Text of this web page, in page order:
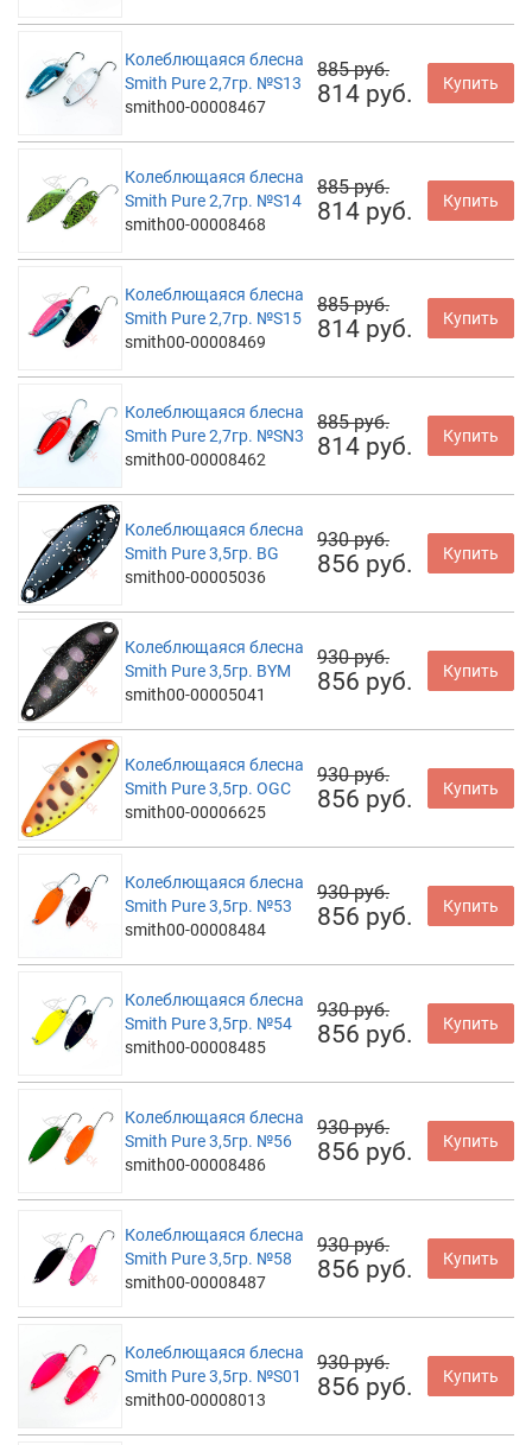
Колеблющаяся блесна
Smith Pure 2,7гр. №S13
smith00-00008467
885 руб.
814 руб. Купить
Колеблющаяся блесна
Smith Pure 2,7гр. №S14
smith00-00008468
885 руб.
814 руб. Купить
Колеблющаяся блесна
Smith Pure 2,7гр. №S15
smith00-00008469
885 руб.
814 руб. Купить
Колеблющаяся блесна
Smith Pure 2,7гр. №SN3
smith00-00008462
885 руб.
814 руб. Купить
Колеблющаяся блесна
Smith Pure 3,5гр. BG
smith00-00005036
930 руб.
856 руб. Купить
Колеблющаяся блесна
Smith Pure 3,5гр. BYM
smith00-00005041
930 руб.
856 руб. Купить
Колеблющаяся блесна
Smith Pure 3,5гр. OGC
smith00-00006625
930 руб.
856 руб. Купить
Колеблющаяся блесна
Smith Pure 3,5гр. №53
smith00-00008484
930 руб.
856 руб. Купить
Колеблющаяся блесна
Smith Pure 3,5гр. №54
smith00-00008485
930 руб.
856 руб. Купить
Колеблющаяся блесна
Smith Pure 3,5гр. №56
smith00-00008486
930 руб.
856 руб. Купить
Колеблющаяся блесна
Smith Pure 3,5гр. №58
smith00-00008487
930 руб.
856 руб. Купить
Колеблющаяся блесна
Smith Pure 3,5гр. №S01
smith00-00008013
930 руб.
856 руб. Купить